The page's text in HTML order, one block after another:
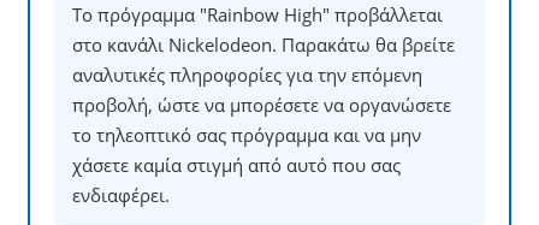
Το πρόγραμμα "Rainbow High" προβάλλεται
στο κανάλι Nickelodeon. Παρακάτω θα βρείτε
αναλυτικές πληροφορίες για την επόμενη
προβολή, ώστε να μπορέσετε να οργανώσετε
το τηλεοπτικό σας πρόγραμμα και να μην
χάσετε καμία στιγμή από αυτό που σας
ενδιαφέρει.